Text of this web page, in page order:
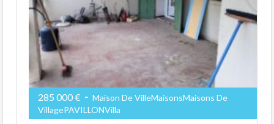
285 000 € - Maison De VilleMaisonsMaisons De
VillagePAVILLONVilla